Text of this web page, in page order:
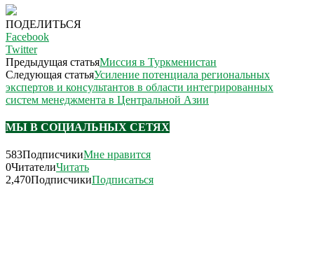
ПОДЕЛИТЬСЯ
Facebook
Twitter
Предыдущая статьяМиссия в Туркменистан
Следующая статьяУсиление потенциала региональных
экспертов и консультантов в области интегрированных
систем менеджмента в Центральной Азии
МЫ В СОЦИАЛЬНЫХ СЕТЯХ
583ПодписчикиМне нравится
0ЧитателиЧитать
2,470ПодписчикиПодписаться